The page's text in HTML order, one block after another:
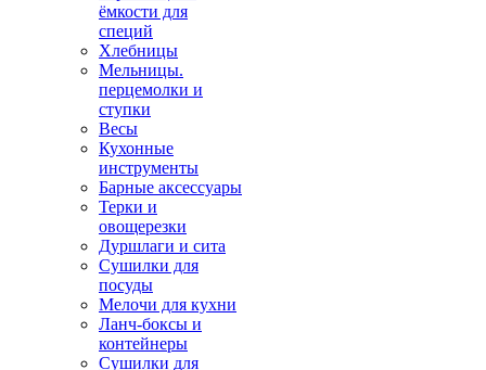
ёмкости для
специй
Хлебницы
Мельницы.
перцемолки и
ступки
Весы
Кухонные
инструменты
Барные аксессуары
Терки и
овощерезки
Дуршлаги и сита
Сушилки для
посуды
Мелочи для кухни
Ланч-боксы и
контейнеры
Сушилки для